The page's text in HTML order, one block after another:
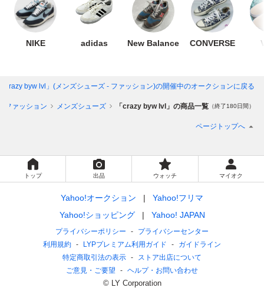
NIKE adidas New Balance CONVERSE
crazy byw lvl」(メンズシューズ - ファッション)の開催中のオークションに戻る
ファッション メンズシューズ 「crazy byw lvl」の商品一覧 （終了180日間）
ページトップへ
トップ 出品 ウォッチ マイオク
Yahoo!オークション
Yahoo!フリマ
Yahoo!ショッピング
Yahoo! JAPAN
プライバシーポリシー
プライバシーセンター
利用規約
LYPプレミアム利用ガイド
ガイドライン
特定商取引法の表示
ストア出店について
ご意見・ご要望
ヘルプ・お問い合わせ
© LY Corporation